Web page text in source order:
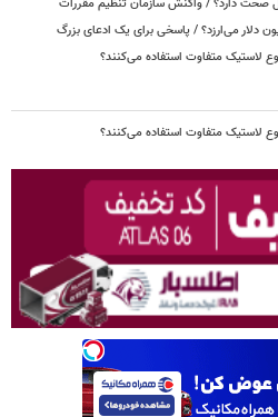
لاستیک متفاوت استفاده می‌کنند؟
لاستیک متفاوت استفاده می‌کنند؟